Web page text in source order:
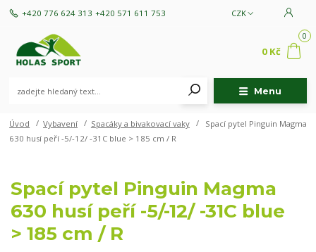
Menu
CZK
+420 776 624 313 +420 571 611 753
0
0 Kč
Úvod Vybavení Spacáky a bivakovací vaky
Spací pytel Pinguin Magma
630 husí peří -5/-12/ -31C blue > 185 cm / R
Spací pytel Pinguin Magma
630 husí peří -5/-12/ -31C blue
> 185 cm / R